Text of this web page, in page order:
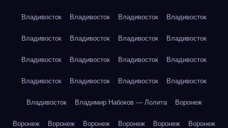
Владивосток Владивосток Владивосток Владивосток
Владивосток Владивосток Владивосток Владивосток
Владивосток Владивосток Владивосток Владивосток
Владивосток Владивосток Владивосток Владивосток
Владивосток Владимир Набоков — Лолита Воронеж
Воронеж Воронеж Воронеж Воронеж Воронеж Воронеж